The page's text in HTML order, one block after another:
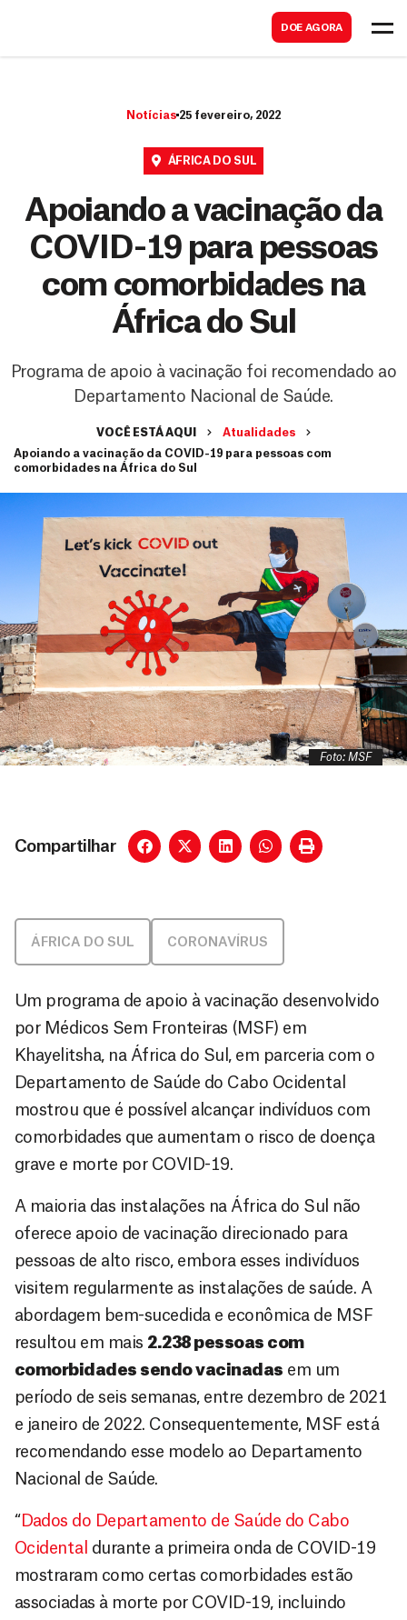
DOE AGORA
Notícias 25 fevereiro, 2022
ÁFRICA DO SUL
Apoiando a vacinação da
COVID-19 para pessoas
com comorbidades na
África do Sul
Programa de apoio à vacinação foi recomendado ao
Departamento Nacional de Saúde.
VOCÊ ESTÁ AQUI
Atualidades
Apoiando a vacinação da COVID-19 para pessoas com
comorbidades na África do Sul
Foto: MSF
Compartilhar
ÁFRICA DO SUL CORONAVÍRUS
Um programa de apoio à vacinação desenvolvido
por Médicos Sem Fronteiras (MSF) em
Khayelitsha, na África do Sul, em parceria com o
Departamento de Saúde do Cabo Ocidental
mostrou que é possível alcançar indivíduos com
comorbidades que aumentam o risco de doença
grave e morte por COVID-19.
A maioria das instalações na África do Sul não
oferece apoio de vacinação direcionado para
pessoas de alto risco, embora esses indivíduos
visitem regularmente as instalações de saúde. A
abordagem bem-sucedida e econômica de MSF
resultou em mais 2.238 pessoas com
comorbidades sendo vacinadas em um
período de seis semanas, entre dezembro de 2021
e janeiro de 2022. Consequentemente, MSF está
recomendando esse modelo ao Departamento
Nacional de Saúde.
“ Dados do Departamento de Saúde do Cabo
Ocidental
durante a primeira onda de COVID-19
mostraram como certas comorbidades estão
associadas à morte por COVID-19, incluindo
a
r